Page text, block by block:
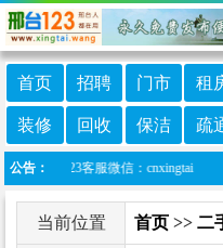
首页 招聘 门市 租
装修 回收 保洁 疏
公告：
加邢台123客服微信：cnxingtai
当前位置 首页 >> 二